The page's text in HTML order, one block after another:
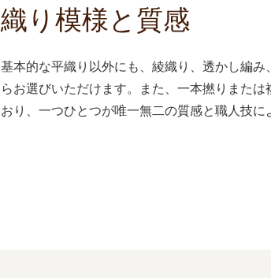
織り模様と質感
基本的な平織り以外にも、綾織り、透かし編
らお選びいただけます。また、一本撚りまた
おり、一つひとつが唯一無二の質感と職人技に